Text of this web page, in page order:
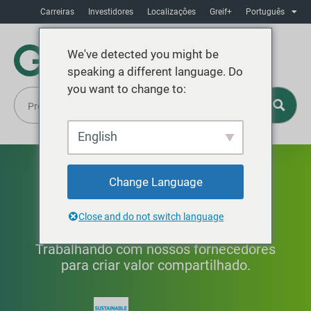
Carreiras Investidores Localizaçôes Greif+ Português
Gestão da cadeia de
abastecimento
Trabalhando com nossos fornecedores
para criar valor compartilhado.
We've detected you might be
speaking a different language. Do
you want to change to:
English
Change Language
Close and do not switch language